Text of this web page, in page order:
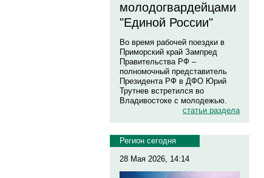
молодогвардейцами
"Единой России"
Во время рабочей поездки в
Приморский край Зампред
Правительства РФ –
полномочный представитель
Президента РФ в ДФО Юрий
Трутнев встретился во
Владивостоке с молодежью.
статьи раздела
Регион сегодня
28 Мая 2026, 14:14